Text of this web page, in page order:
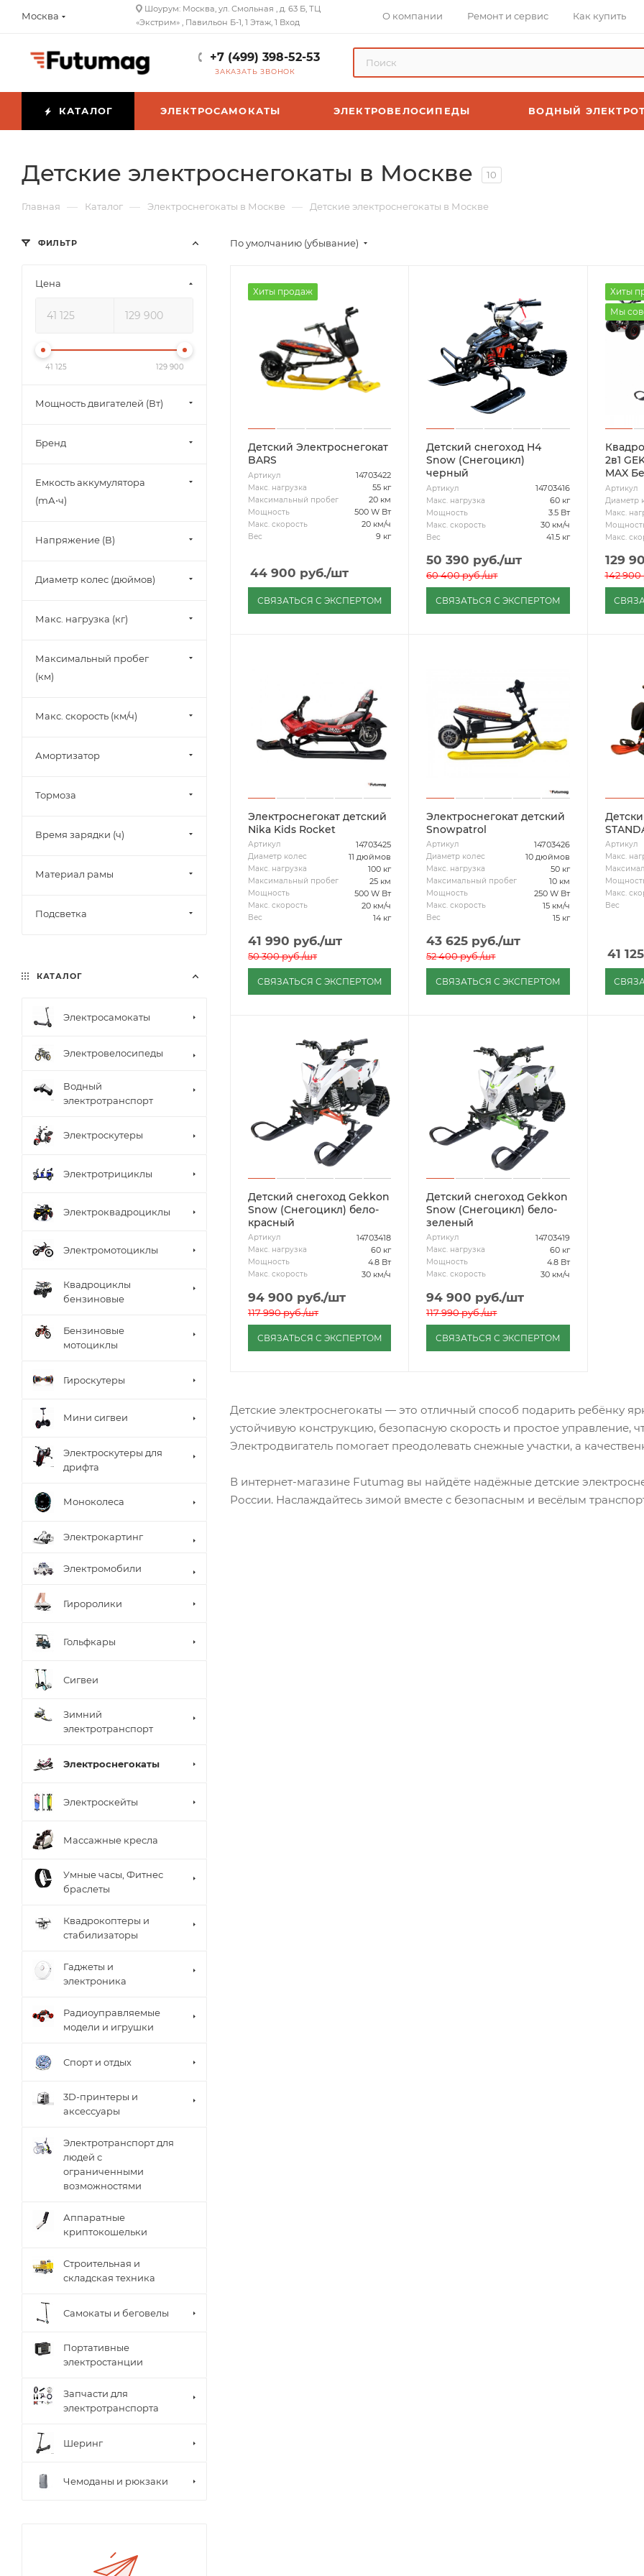
Москва
Шоурум: Москва, ул. Смольная , д. 63 Б, ТЦ
«Экстрим» , Павильон Б-1, 1 Этаж, 1 Вход
О компании Ремонт и сервис Как купить
+7 (499) 398-52-53
ЗАКАЗАТЬ ЗВОНОК
КАТАЛОГ ЭЛЕКТРОСАМОКАТЫ ЭЛЕКТРОВЕЛОСИПЕДЫ ВОДНЫЙ
Детские электроснегокаты в Москве 10
Главная — Каталог — Электроснегокаты в Москве — Детские электроснегокаты в Москве
По умолчанию (убывание)
Хиты продаж
Детский Электроснегокат
BARS
Артикул 14703422
Макс. нагрузка 55 кг
Максимальный пробег 20 км
Мощность 500 W Вт
Макс. скорость 20 км/ч
Вес 9 кг
44 900 руб./шт
СВЯЗАТЬСЯ С ЭКСПЕРТОМ
Детский снегоход H4
Snow (Снегоцикл)
черный
Артикул 14703416
Макс. нагрузка 60 кг
Мощность 3.5 Вт
Макс. скорость 30 км/ч
Вес 41.5 кг
50 390 руб./шт
60 400руб./шт
СВЯЗАТЬСЯ С ЭКСПЕРТОМ
Хиты
Мы
2в1 GEKKON 90cc SNOW
MAX
Артикул
Диаметр
Макс.
Макс.
129
142 900
Электроснегокат детский
Nika Kids Rocket
Артикул 14703425
Диаметр колес 11 дюймов
Макс. нагрузка 100 кг
Максимальный пробег 25 км
Мощность 500 W Вт
Макс. скорость 20 км/ч
Вес 14 кг
41 990 руб./шт
50 300руб./шт
СВЯЗАТЬСЯ С ЭКСПЕРТОМ
Электроснегокат детский
Snowpatrol
Артикул 14703426
Диаметр колес 10 дюймов
Макс. нагрузка 50 кг
Максимальный пробег 10 км
Мощность 250 W Вт
Макс. скорость 15 км/ч
Вес 15 кг
43 625 руб./шт
52 400руб./шт
СВЯЗАТЬСЯ С ЭКСПЕРТОМ
Артикул
Макс.
Макс.
Вес
41 125
Детский снегоход Gekkon
Snow (Снегоцикл) бело-
красный
Артикул 14703418
Макс. нагрузка 60 кг
Мощность 4.8 Вт
Макс. скорость 30 км/ч
94 900 руб./шт
117 990руб./шт
СВЯЗАТЬСЯ С ЭКСПЕРТОМ
Детский снегоход Gekkon
Snow (Снегоцикл) бело-
зеленый
Артикул 14703419
Макс. нагрузка 60 кг
Мощность 4.8 Вт
Макс. скорость 30 км/ч
94 900 руб./шт
117 990руб./шт
СВЯЗАТЬСЯ С ЭКСПЕРТОМ
Детские электроснегокаты — это отличный способ подарить ребёнку
устойчивую конструкцию, безопасную скорость и простое управление,
Электродвигатель помогает преодолевать снежные участки, а
В интернет-магазине Futumag вы найдёте надёжные детские
России. Наслаждайтесь зимой вместе с безопасным и весёлым
КАТАЛОГ
Электросамокаты
Электровелосипеды
Водный
электротранспорт
Электроскутеры
Электротрициклы
Электроквадроциклы
Электромотоциклы
Квадроциклы
бензиновые
Бензиновые
мотоциклы
Гироскутеры
Мини сигвеи
Электроскутеры для
дрифта
Моноколеса
Электрокартинг
Электромобили
Гироролики
Гольфкары
Сигвеи
Зимний
электротранспорт
Электроснегокаты
Электроскейты
Массажные кресла
Умные часы, Фитнес
браслеты
Квадрокоптеры и
стабилизаторы
Гаджеты и
электроника
Радиоуправляемые
модели и игрушки
Спорт и отдых
3D-принтеры и
аксессуары
Электротранспорт для
людей с
ограниченными
возможностями
Аппаратные
криптокошельки
Строительная и
складская техника
Самокаты и беговелы
Портативные
электростанции
Запчасти для
электротранспорта
Шеринг
Чемоданы и рюкзаки
ФИЛЬТР
Цена
41 125 129 900
Мощность двигателей (Вт)
Бренд
Емкость аккумулятора
(mА⋅ч)
Напряжение (В)
Диаметр колес (дюймов)
Макс. нагрузка (кг)
Максимальный пробег
(км)
Макс. скорость (км/ч)
Амортизатор
Тормоза
Время зарядки (ч)
Материал рамы
Подсветка